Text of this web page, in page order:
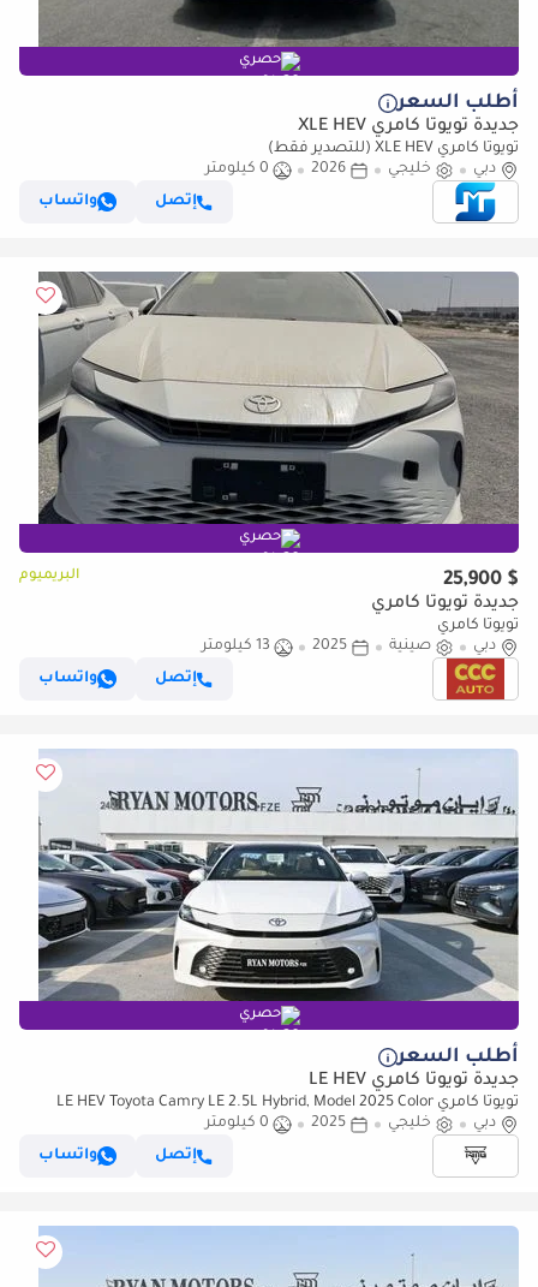
حصري
أطلب السعر
جديدة تويوتا كامري XLE HEV
تويوتا كامري XLE HEV (للتصدير فقط)
دبي
خليجي 2026
0 كيلومتر
إتصل
واتساب
حصري
$ 25,900 البريميوم
جديدة تويوتا كامري
تويوتا كامري
دبي
صينية 2025
13 كيلومتر
إتصل
واتساب
حصري
أطلب السعر
جديدة تويوتا كامري LE HEV
تويوتا كامري LE HEV Toyota Camry LE 2.5L Hybrid, Model 2025 Color
White
دبي خليجي 2025
0 كيلومتر
إتصل
واتساب